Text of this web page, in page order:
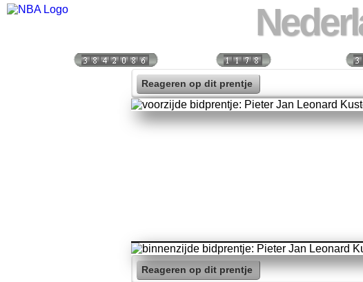
Reageren op dit prentje
Reageren op dit prentje